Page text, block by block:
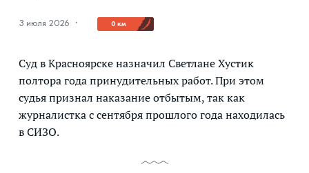
3 июля 2026 · 0 км
Суд в Красноярске назначил Светлане Хустик
полтора года принудительных работ. При этом
судья признал наказание отбытым, так как
журналистка с сентября прошлого года находилась
в СИЗО.